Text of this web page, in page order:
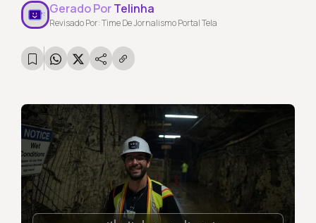
Gerado PorTelinha
Revisado Por: Time De Jornalismo Portal Tela